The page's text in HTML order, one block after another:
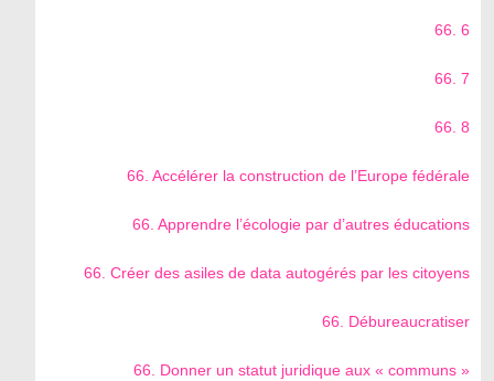
66. 6
66. 7
66. 8
66. Accélérer la construction de l’Europe fédérale
66. Apprendre l’écologie par d’autres éducations
66. Créer des asiles de data autogérés par les citoyens
66. Débureaucratiser
66. Donner un statut juridique aux « communs »